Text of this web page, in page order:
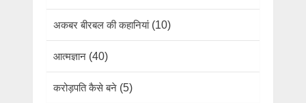
अकबर बीरबल की कहानियां(10)
आत्मज्ञान (40)
करोड़पति कैसे बने (5)